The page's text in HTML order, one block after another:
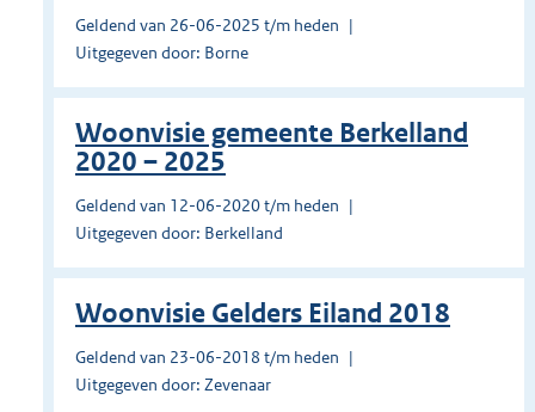
Geldend van 26-06-2025 t/m heden
Uitgegeven door: Borne
Woonvisie gemeente Berkelland
2020 – 2025
Geldend van 12-06-2020 t/m heden
Uitgegeven door: Berkelland
Woonvisie Gelders Eiland 2018
Geldend van 23-06-2018 t/m heden
Uitgegeven door: Zevenaar